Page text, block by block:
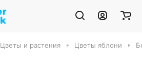
Цветы и растения Цветы яблони